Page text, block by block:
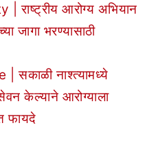
आरोग्य अभियान
जागा भरण्यासाठी
नाश्त्यामध्ये
केल्याने आरोग्याला
फायदे